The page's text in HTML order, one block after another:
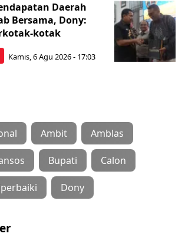
Daerah
Bersama, Dony:
kotak
Kamis, 6 Agu 2026 - 17:03
Ambit Amblas
Bupati Calon
Dony